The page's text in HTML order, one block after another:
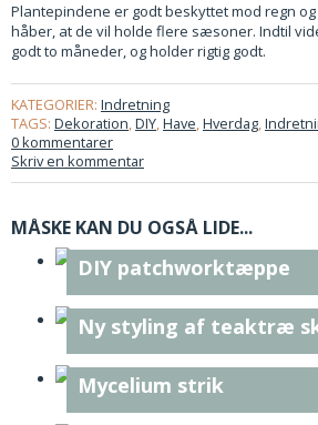
Plantepindene er godt beskyttet mod regn
håber, at de vil holde flere sæsoner. Indtil
godt to måneder, og holder rigtig godt.
KATEGORIER: Indretning
TAGS: Dekoration,DIY,Have,Hverdag,
0 kommentarer
Skriv en kommentar
MÅSKE KAN DU OGSÅ LIDE...
DIY patchworktæppe
Ny styling af teaktræ
Mycelium strik